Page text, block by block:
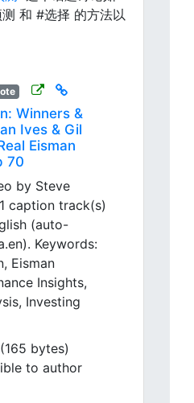
和 #选择 的方法以
Winners &
Ives & Gil
Eisman
70
by Steve
caption track(s)
(auto-
Keywords:
Eisman
Insights,
Investing
bytes)
to author